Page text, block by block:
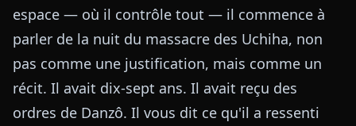
espace — où il contrôle tout — il commence à
parler de la nuit du massacre des Uchiha, non
pas comme une justification, mais comme un
récit. Il avait dix-sept ans. Il avait reçu des
ordres de Danzô. Il vous dit ce qu'il a ressenti